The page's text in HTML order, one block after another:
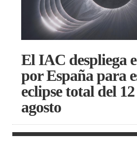
El IAC despliega
por España para
eclipse total del
agosto